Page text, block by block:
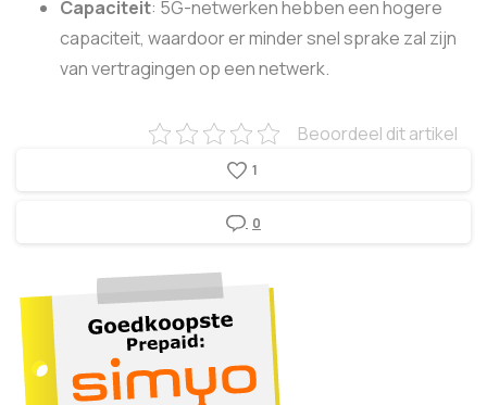
Capaciteit: 5G-netwerken hebben een hogere
capaciteit, waardoor er minder snel sprake zal zijn
van vertragingen op een netwerk.
Beoordeel dit artikel
1
0